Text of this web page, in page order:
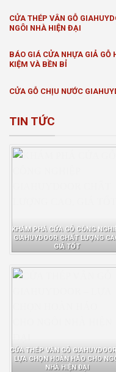
CỬA THÉP VÂN GỖ
NGÔI NHÀ HIỆN ĐẠI
BÁO GIÁ CỬA NHỰA GIẢ GỖ
KIỆM VÀ BỀN BỈ
CỬA GỖ CHỊU NƯỚC
TIN TỨC
KHÁM PHÁ CỬA GỖ CÔNG
GIAHUYDOOR CHẤT LƯỢNG
GIÁ TỐT
CỬA THÉP VÂN GỖ
LỰA CHỌN HOÀN HẢO CHO
NHÀ HIỆN ĐẠI